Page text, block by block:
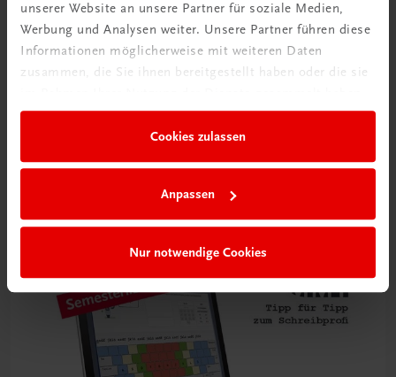
unserer Website an unsere Partner für soziale Medien,
Werbung und Analysen weiter. Unsere Partner führen diese
Informationen möglicherweise mit weiteren Daten
zusammen, die Sie ihnen bereitgestellt haben oder die sie
Cookies zulassen
Anpassen
Nur notwendige Cookies
Bildung
Multimedia-Typing Premium Schullizenz
€ 300,00